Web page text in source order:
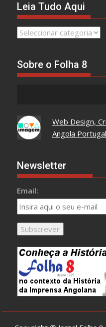
Leia Tudo Aqui
Leia
Sobre o Folha 8
Web Design,
Angola Portugal
Newsletter
Email: